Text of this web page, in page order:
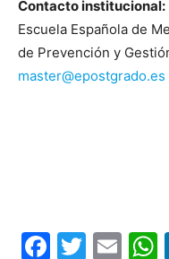
Contacto institucional:
Escuela Española de
de Prevención y
master@epostgrado.es